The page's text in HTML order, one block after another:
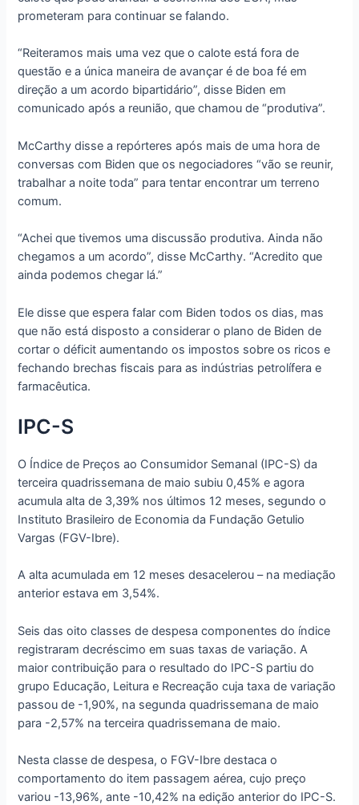
prometeram para continuar se falando.
“Reiteramos mais uma vez que o calote está fora de
questão e a única maneira de avançar é de boa fé em
direção a um acordo bipartidário”, disse Biden em
comunicado após a reunião, que chamou de “produtiva”.
McCarthy disse a repórteres após mais de uma hora de
conversas com Biden que os negociadores “vão se reunir,
trabalhar a noite toda” para tentar encontrar um terreno
comum.
“Achei que tivemos uma discussão produtiva. Ainda não
chegamos a um acordo”, disse McCarthy. “Acredito que
ainda podemos chegar lá.”
Ele disse que espera falar com Biden todos os dias, mas
que não está disposto a considerar o plano de Biden de
cortar o déficit aumentando os impostos sobre os ricos e
fechando brechas fiscais para as indústrias petrolífera e
farmacêutica.
IPC-S
O Índice de Preços ao Consumidor Semanal (IPC-S) da
terceira quadrissemana de maio subiu 0,45% e agora
acumula alta de 3,39% nos últimos 12 meses, segundo o
Instituto Brasileiro de Economia da Fundação Getulio
Vargas (FGV-Ibre).
A alta acumulada em 12 meses desacelerou – na mediação
anterior estava em 3,54%.
Seis das oito classes de despesa componentes do índice
registraram decréscimo em suas taxas de variação. A
maior contribuição para o resultado do IPC-S partiu do
grupo Educação, Leitura e Recreação cuja taxa de variação
passou de -1,90%, na segunda quadrissemana de maio
para -2,57% na terceira quadrissemana de maio.
Nesta classe de despesa, o FGV-Ibre destaca o
comportamento do item passagem aérea, cujo preço
variou -13,96%, ante -10,42% na edição anterior do IPC-S.